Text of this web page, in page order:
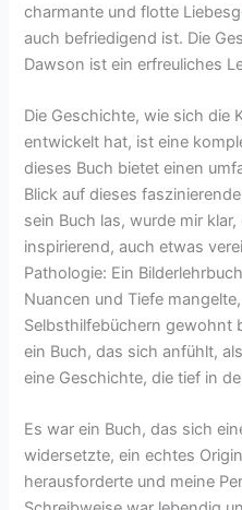
charmante und flotte
auch befriedigend ist. Die
Dawson ist ein erfreuliches
Die Geschichte, wie sich die
entwickelt hat, ist eine
dieses Buch bietet einen
Blick auf dieses
sein Buch las, wurde mir
inspirierend, auch etwas
Pathologie: Ein
Nuancen und Tiefe
Selbsthilfebüchern gewohnt
ein Buch, das sich anfühlt,
eine Geschichte, die tief in
Es war ein Buch, das sich
widersetzte, ein echtes
herausforderte und meine